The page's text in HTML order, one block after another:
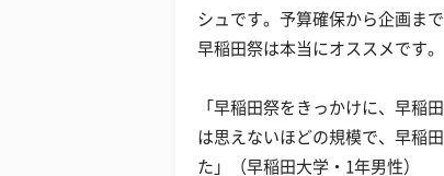
シュです。予算確保から企画ま
早稲田祭は本当にオススメです。
「早稲田祭をきっかけに、早稲
は思えないほどの規模で、早稲
た」（早稲田大学・1年男性）